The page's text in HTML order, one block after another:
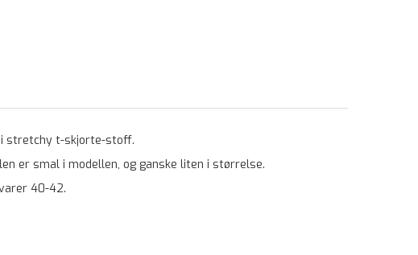
i stretchy t-skjorte-stoff.
er smal i modellen, og ganske liten i størrelse.
40-42.